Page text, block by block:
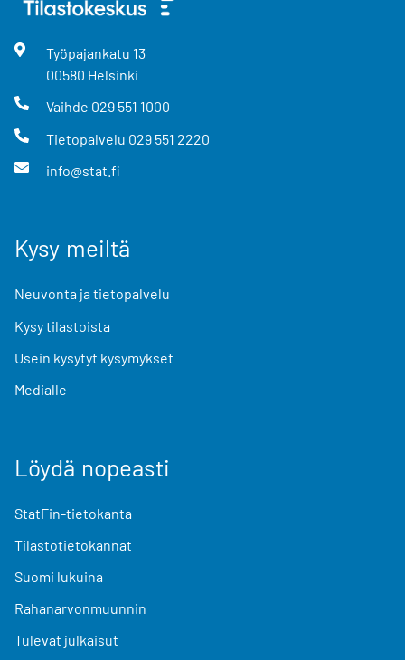
Työpajankatu 13
00580 Helsinki
Vaihde 029 551 1000
Tietopalvelu 029 551 2220
info@stat.fi
Kysy meiltä
Neuvonta ja tietopalvelu
Kysy tilastoista
Usein kysytyt kysymykset
Medialle
Löydä nopeasti
StatFin-tietokanta
Tilastotietokannat
Suomi lukuina
Rahanarvonmuunnin
Tulevat julkaisut